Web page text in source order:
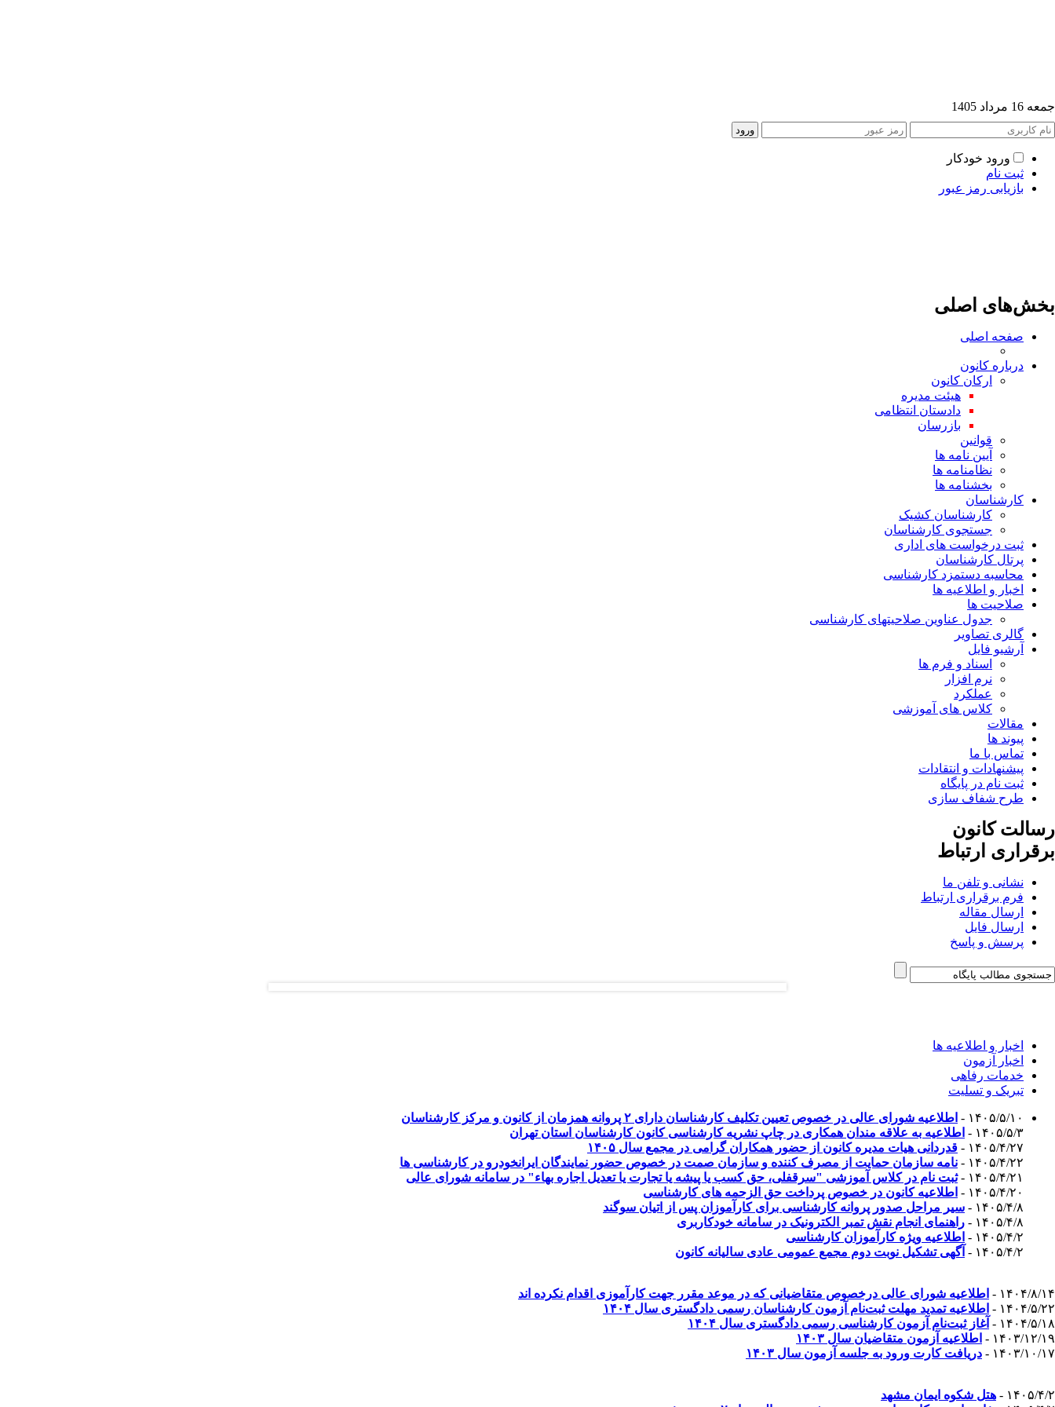
جمعه 16 مرداد 1405
ورود خودکار
ثبت نام
بازیابی رمز عبور
بخش‌های اصلی
صفحه اصلی
درباره کانون
ارکان کانون
هیئت مدیره
دادستان انتظامی
بازرسان
قوانین
آیین نامه ها
نظامنامه ها
بخشنامه ها
کارشناسان
کارشناسان کشیک
جستجوی کارشناسان
ثبت درخواست های اداری
پرتال کارشناسان
محاسبه دستمزد کارشناسی
اخبار و اطلاعیه ها
صلاحیت ها
جدول عناوین صلاحیتهای کارشناسی
گالری تصاویر
آرشیو فایل
اسناد و فرم ها
نرم افزار
عملکرد
کلاس های آموزشی
مقالات
پیوند ها
تماس با ما
پیشنهادات و انتقادات
ثبت نام در پایگاه
طرح شفاف سازی
رسالت کانون
برقراری ارتباط
نشانی و تلفن ما
فرم برقراری ارتباط
ارسال مقاله
ارسال فایل
پرسش و پاسخ
اخبار و اطلاعیه ها
اخبار آزمون
خدمات رفاهی
تبریک و تسلیت
۱۴۰۵/۵/۱۰ -
اطلاعیه شورای عالی در خصوص تعیین تکلیف کارشناسان دارای ۲ پروانه همزمان از کانون و مرکز کارشناسان
۱۴۰۵/۵/۳ -
اطلاعیه به علاقه مندان همکاری در چاپ نشریه کارشناسی کانون کارشناسان استان تهران
۱۴۰۵/۴/۲۷ -
قدردانی هیات مدیره کانون از حضور همکاران گرامی در مجمع سال ۱۴۰۵
۱۴۰۵/۴/۲۲ -
نامه سازمان حمایت از مصرف کننده و سازمان صمت در خصوص حضور نمایندگان ایرانخودرو در کارشناسی ها
۱۴۰۵/۴/۲۱ -
ثبت نام در کلاس آموزشی "سرقفلی، حق کسب یا پیشه یا تجارت یا تعدیل اجاره بهاء" در سامانه شورای عالی
۱۴۰۵/۴/۲۰ -
اطلاعیه کانون در خصوص پرداخت حق الزحمه های کارشناسی
۱۴۰۵/۴/۸ -
سیر مراحل صدور پروانه کارشناسی برای کارآموزان پس از اتیان سوگند
۱۴۰۵/۴/۸ -
راهنمای انجام نقش تمبر الکترونیک در سامانه خودکاربری
۱۴۰۵/۴/۲ -
اطلاعیه ویژه کارآموزان کارشناسی
۱۴۰۵/۴/۲ -
آگهی تشکیل نوبت دوم مجمع عمومی عادی سالیانه کانون
۱۴۰۴/۸/۱۴ -
اطلاعیه شورای عالی درخصوص متقاضیانی که در موعد مقرر جهت کارآموزی اقدام نکرده اند
۱۴۰۴/۵/۲۲ -
اطلاعیه تمدید مهلت ثبت‌نام آزمون کارشناسان رسمی دادگستری سال ۱۴۰۴
۱۴۰۴/۵/۱۸ -
آغاز ثبت‌نام آزمون کارشناسی رسمی دادگستری سال ۱۴۰۴
۱۴۰۳/۱۲/۱۹ -
اطلاعیه آزمون متقاضیان سال ۱۴۰۳
۱۴۰۳/۱۰/۱۷ -
دریافت کارت ورود به جلسه آزمون سال ۱۴۰۳
۱۴۰۵/۴/۲ -
هتل شکوه ایمان مشهد